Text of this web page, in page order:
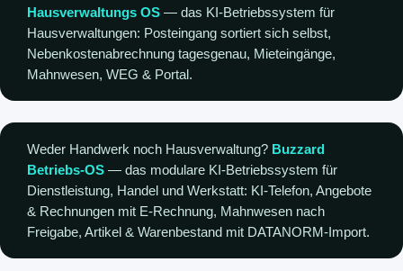
Hausverwaltungs OS — das KI-Betriebssystem für
Hausverwaltungen: Posteingang sortiert sich selbst,
Nebenkostenabrechnung tagesgenau, Mieteingänge,
Mahnwesen, WEG & Portal.
Weder Handwerk noch Hausverwaltung? Buzzard
Betriebs-OS — das modulare KI-Betriebssystem für
Dienstleistung, Handel und Werkstatt: KI-Telefon, Angebote
& Rechnungen mit E-Rechnung, Mahnwesen nach
Freigabe, Artikel & Warenbestand mit DATANORM-Import.